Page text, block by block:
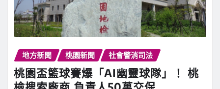
地方新聞 桃園新聞 社會警消司法
桃園盃籃球賽爆「AI幽靈球隊」！ 桃